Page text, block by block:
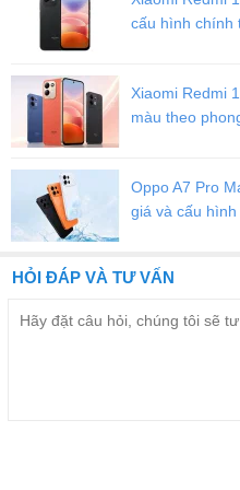
xuống mặt sàn giúp đánh bay
ngày và giảm thiểu vệt nước sau
Đặc biệt, máy còn có cơ chế
và lông thú cưng trực tiếp vào
quấn vào chổi chính và suy giảm
cấu hình chính
Xiaomi Redmi
màu theo
Oppo A7 Pro
giá và cấu
HỎI ĐÁP VÀ TƯ VẤN